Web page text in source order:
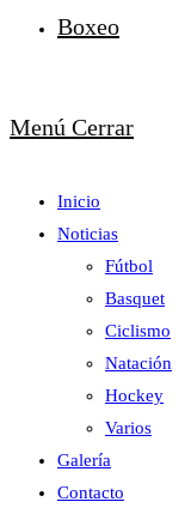
Boxeo
Menú Cerrar
Inicio
Noticias
Fútbol
Basquet
Ciclismo
Natación
Hockey
Varios
Galería
Contacto